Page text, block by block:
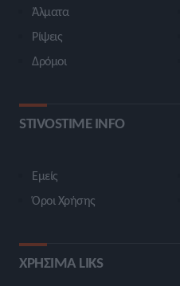
Άλματα
Ρίψεις
Δρόμοι
STIVOSTIME INFO
Εμείς
Όροι Χρήσης
ΧΡΗΣΙΜΑ LIKS